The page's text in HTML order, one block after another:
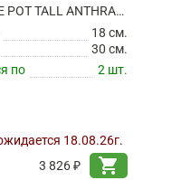
ВАЗА JOYCE POT TALL ANTHRACITE
18 см.
30 см.
по
2 шт.
18.08.26г.
3 826 ₽
shopping_cart